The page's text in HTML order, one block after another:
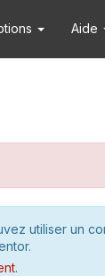
Aide
utiliser un
.